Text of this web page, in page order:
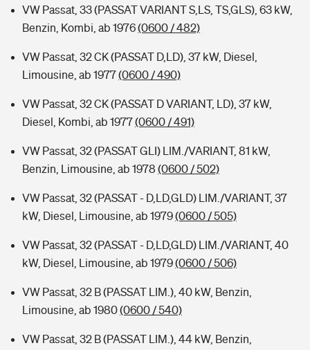
VW Passat, 33 (PASSAT VARIANT S,LS, TS,GLS), 63 kW,
Benzin, Kombi, ab 1976(0600 / 482)
VW Passat, 32 CK (PASSAT D,LD), 37 kW, Diesel,
Limousine, ab 1977(0600 / 490)
VW Passat, 32 CK (PASSAT D VARIANT, LD), 37 kW,
Diesel, Kombi, ab 1977(0600 / 491)
VW Passat, 32 (PASSAT GLI) LIM./VARIANT, 81 kW,
Benzin, Limousine, ab 1978 (0600 / 502)
VW Passat, 32 (PASSAT - D,LD,GLD) LIM./VARIANT, 37
kW, Diesel, Limousine, ab 1979(0600 / 505)
VW Passat, 32 (PASSAT - D,LD,GLD) LIM./VARIANT, 40
kW, Diesel, Limousine, ab 1979(0600 / 506)
VW Passat, 32 B (PASSAT LIM.), 40 kW, Benzin,
Limousine, ab 1980(0600 / 540)
VW Passat, 32 B (PASSAT LIM.), 44 kW, Benzin,